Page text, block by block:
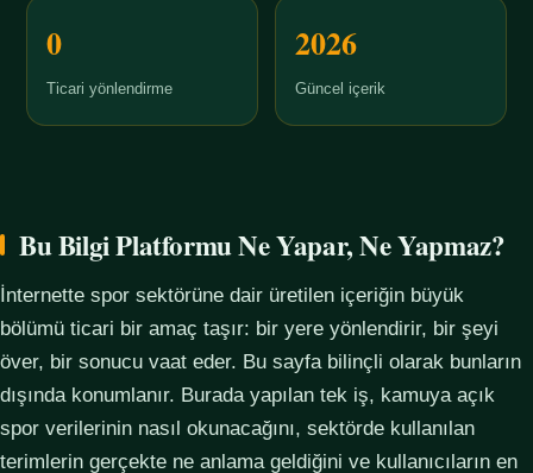
0
Ticari yönlendirme
2026
Güncel içerik
Bu Bilgi Platformu Ne Yapar, Ne Yapmaz?
İnternette spor sektörüne dair üretilen içeriğin büyük
bölümü ticari bir amaç taşır: bir yere yönlendirir, bir şeyi
över, bir sonucu vaat eder. Bu sayfa bilinçli olarak bunların
dışında konumlanır. Burada yapılan tek iş, kamuya açık
spor verilerinin nasıl okunacağını, sektörde kullanılan
terimlerin gerçekte ne anlama geldiğini ve kullanıcıların en